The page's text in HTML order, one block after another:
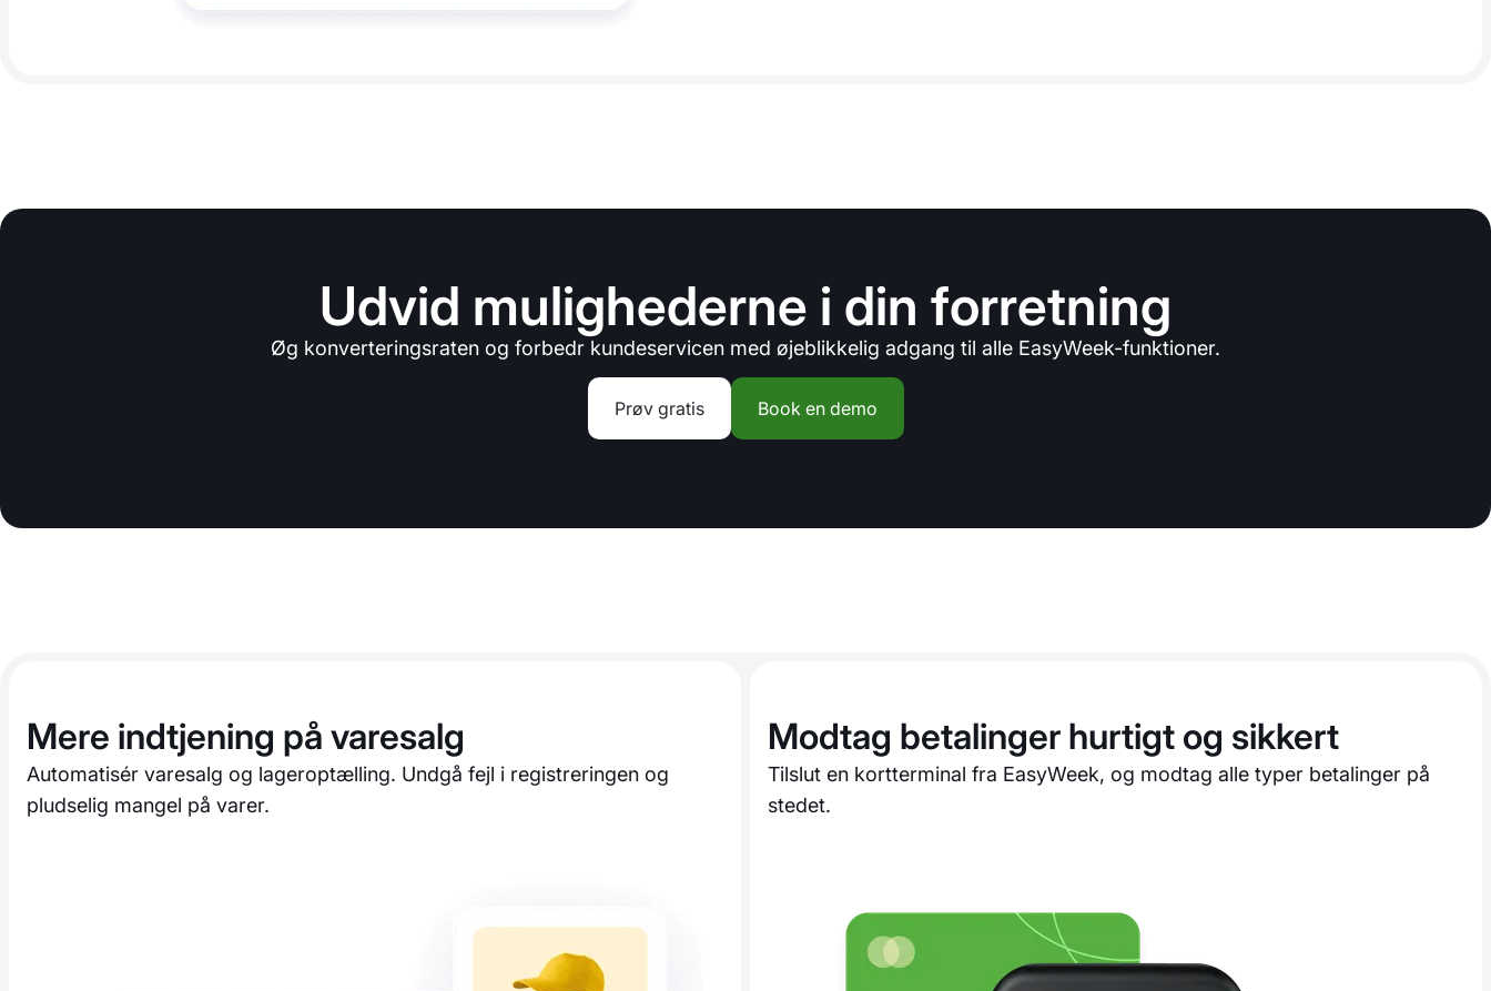
Udvid mulighederne i din forretning
Øg konverteringsraten og forbedr kundeservicen med øjeblikkelig adgang til alle EasyWeek-funktioner.
Prøv gratis Book en demo
Mere indtjening på varesalg
Automatisér varesalg og lageroptælling. Undgå fejl i registreringen og
pludselig mangel på varer.
Modtag betalinger hurtigt og sikkert
Tilslut en kortterminal fra EasyWeek, og modtag alle typer betalinger på
stedet.